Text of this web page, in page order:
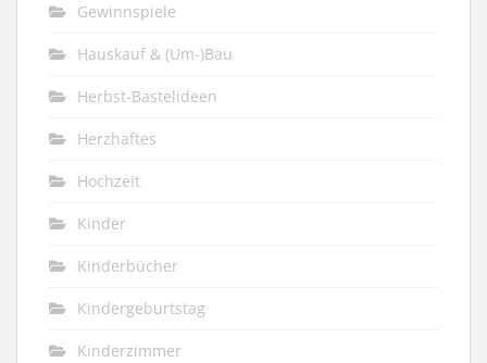
Gewinnspiele
Hauskauf & (Um-)Bau
Herbst-Bastelideen
Herzhaftes
Hochzeit
Kinder
Kinderbücher
Kindergeburtstag
Kinderzimmer